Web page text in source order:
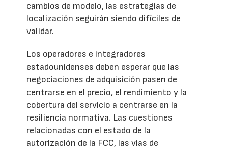
cambios de modelo, las estrategias de
localización seguirán siendo difíciles de
validar.
Los operadores e integradores
estadounidenses deben esperar que las
negociaciones de adquisición pasen de
centrarse en el precio, el rendimiento y la
cobertura del servicio a centrarse en la
resiliencia normativa. Las cuestiones
relacionadas con el estado de la
autorización de la FCC, las vías de